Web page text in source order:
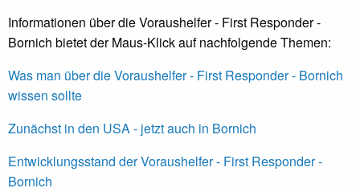
Informationen über die Voraushelfer - First Responder -
Bornich bietet der Maus-Klick auf nachfolgende Themen:
Was man über die Voraushelfer - First Responder - Bornich
wissen sollte
Zunächst in den USA - jetzt auch in Bornich
Entwicklungsstand der Voraushelfer - First Responder -
Bornich